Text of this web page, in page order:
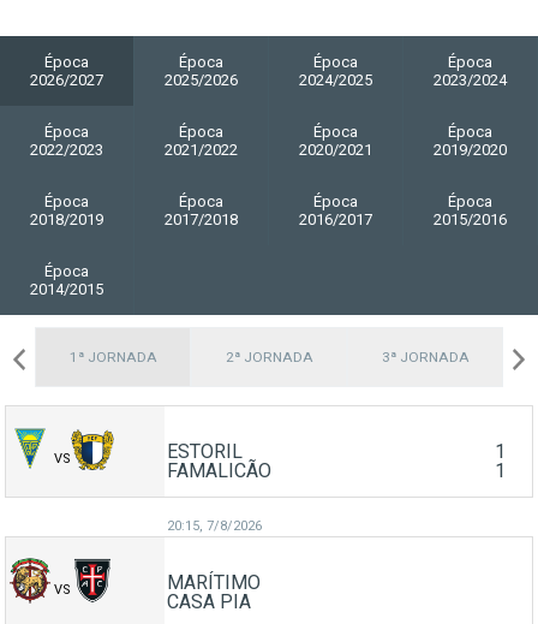
Época
2026/2027
Época
2025/2026
Época
2024/2025
Época
2023/2024
Época
2022/2023
Época
2021/2022
Época
2020/2021
Época
2019/2020
Época
2018/2019
Época
2017/2018
Época
2016/2017
Época
2015/2016
Época
2014/2015
1ª JORNADA 2ª JORNADA 3ª JORNADA
VS ESTORIL
1
FAMALICÃO
1
20:15, 7/8/2026
VS
MARÍTIMO
CASA PIA